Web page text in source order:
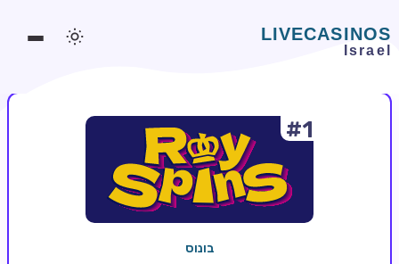
משחקים אונליין
משחקים חינמיים
#1
בונוס